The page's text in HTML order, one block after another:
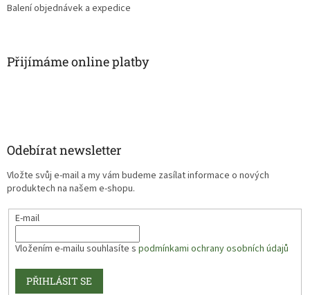
Balení objednávek a expedice
Přijímáme online platby
Odebírat newsletter
Vložte svůj e-mail a my vám budeme zasílat informace o nových
produktech na našem e-shopu.
E-mail
Vložením e-mailu souhlasíte s podmínkami ochrany osobních údajů
PŘIHLÁSIT SE